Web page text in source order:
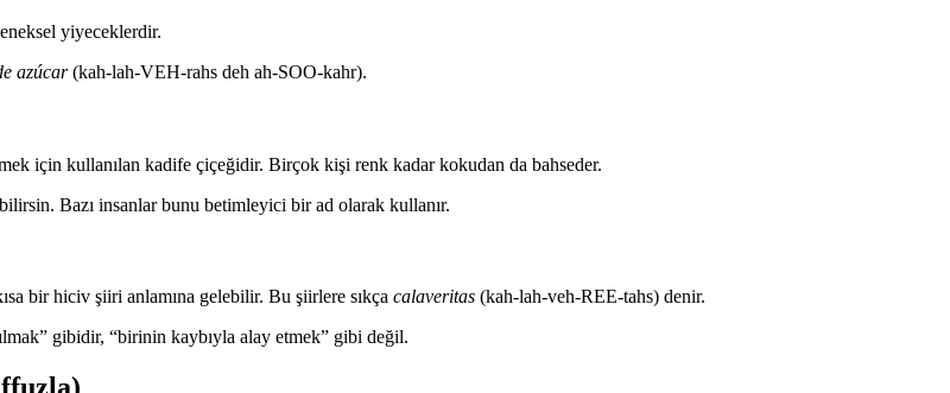
yiyeceklerdir.
azúcar(kah-lah-VEH-rahs deh ah-SOO-kahr).
için kullanılan kadife çiçeğidir. Birçok kişi renk kadar kokudan da bahseder.
Bazı insanlar bunu betimleyici bir ad olarak kullanır.
bir hiciv şiiri anlamına gelebilir. Bu şiirlere sıkça calaveritas (kah-lah-veh-REE-tahs) denir.
gibidir, “birinin kaybıyla alay etmek” gibi değil.